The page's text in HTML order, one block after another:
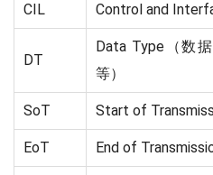
CIL Control and
DT
Data Type（数
等）
SoT Start of
EoT End of